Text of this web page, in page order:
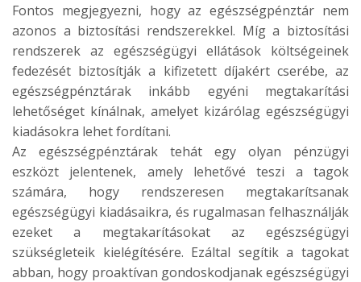
Fontos megjegyezni, hogy az egészségpénztár nem
azonos a biztosítási rendszerekkel. Míg a biztosítási
rendszerek az egészségügyi ellátások költségeinek
fedezését biztosítják a kifizetett díjakért cserébe, az
egészségpénztárak inkább egyéni megtakarítási
lehetőséget kínálnak, amelyet kizárólag egészségügyi
kiadásokra lehet fordítani.
Az egészségpénztárak tehát egy olyan pénzügyi
eszközt jelentenek, amely lehetővé teszi a tagok
számára, hogy rendszeresen megtakarítsanak
egészségügyi kiadásaikra, és rugalmasan felhasználják
ezeket a megtakarításokat az egészségügyi
szükségleteik kielégítésére. Ezáltal segítik a tagokat
abban, hogy proaktívan gondoskodjanak egészségügyi